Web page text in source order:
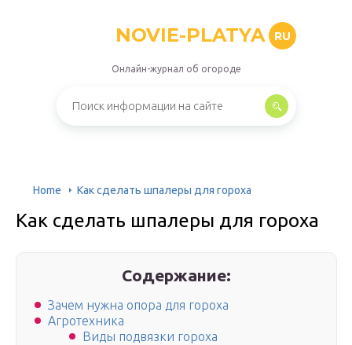
NOVIE-PLATYA RU
Онлайн-журнал об огороде
Home Как сделать шпалеры для гороха
Как сделать шпалеры для гороха
Содержание:
Зачем нужна опора для гороха
Агротехника
Виды подвязки гороха